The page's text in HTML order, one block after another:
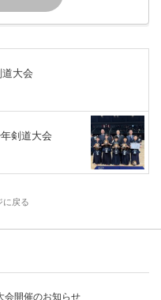
大会
剣道大会
に戻る
会開催のお知らせ